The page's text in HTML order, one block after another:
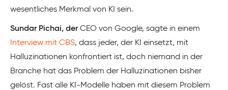
wesentliches Merkmal von KI sein.
Sundar Pichai, derCEO von Google, sagte in einem
Interview mit CBS, dass jeder, der KI einsetzt, mit
Halluzinationen konfrontiert ist, doch niemand in der
Branche hat das Problem der Halluzinationen bisher
gelöst. Fast alle KI-Modelle haben mit diesem Problem